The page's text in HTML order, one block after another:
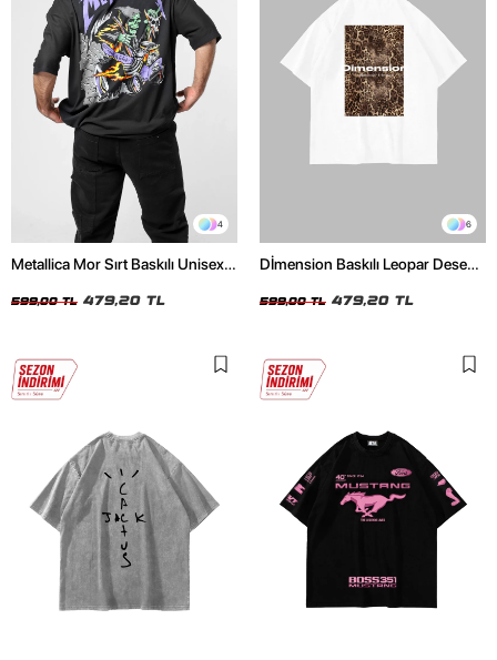
4
Metallica Mor Sırt Baskılı Unisex
599,00 TL 479,20 TL
6
Dİmension Baskılı Leopar Desenli
Tshirt
599,00 TL 479,20 TL